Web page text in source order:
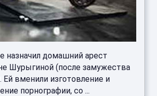
назначил домашний арест
Шурыгиной (после замужества
вменили изготовление и
порнографии, со ...